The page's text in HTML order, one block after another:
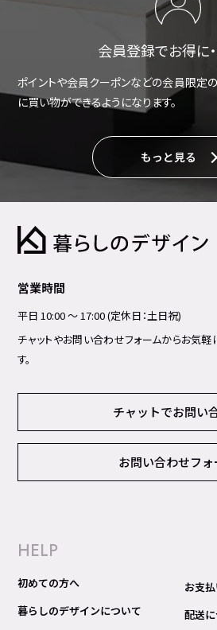
会員登録でお得に
ポイントや会員クーポンなどの会員限定
に買い物ができるようになります。
もっと見る
営業時間
平日 10:00 ～ 17:00 (定休日：土日祝)
チャットやお問い合わせフォームからお気
す。
チャットでお問い
お問い合わせフォ
HELP
初めての方へ
暮らしのデザインについて
お支
配送